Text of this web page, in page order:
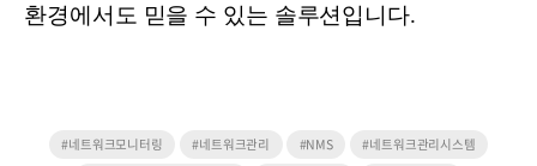
환경에서도 믿을 수 있는 솔루션입니다.
#네트워크모니터링 #네트워크관리 #NMS
#네트워크관리시스템